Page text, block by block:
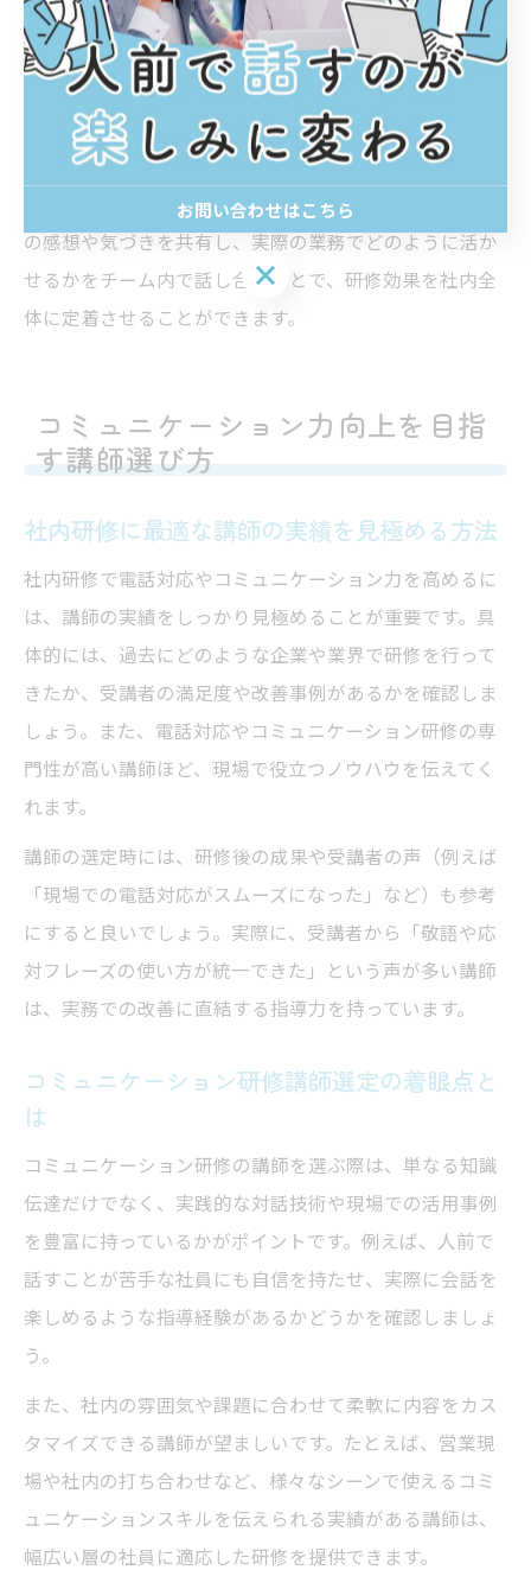
セミナー導入時は、講師の実績や専門性も比較検討のポ
イントです。例えば、実務経験が豊富な講師や、コミュ
ニケーション研修に特化した専門家を選ぶことで、より
具体的で実践的な指導が受けられます。
また、セミナー後のフォローアップも大切です。受講者
の感想や気づきを共有し、実際の業務でどのように活か
せるかをチーム内で話し合うことで、研修効果を社内全
体に定着させることができます。
コミュニケーション力向上を目指
す講師選び方
社内研修に最適な講師の実績を見極める方法
社内研修で電話対応やコミュニケーション力を高めるに
は、講師の実績をしっかり見極めることが重要です。具
体的には、過去にどのような企業や業界で研修を行って
きたか、受講者の満足度や改善事例があるかを確認しま
しょう。また、電話対応やコミュニケーション研修の専
門性が高い講師ほど、現場で役立つノウハウを伝えてく
れます。
講師の選定時には、研修後の成果や受講者の声（例えば
「現場での電話対応がスムーズになった」など）も参考
にすると良いでしょう。実際に、受講者から「敬語や応
対フレーズの使い方が統一できた」という声が多い講師
は、実務での改善に直結する指導力を持っています。
コミュニケーション研修講師選定の着眼点と
は
コミュニケーション研修の講師を選ぶ際は、単なる知識
伝達だけでなく、実践的な対話技術や現場での活用事例
を豊富に持っているかがポイントです。例えば、人前で
話すことが苦手な社員にも自信を持たせ、実際に会話を
楽しめるような指導経験があるかどうかを確認しましょ
う。
また、社内の雰囲気や課題に合わせて柔軟に内容をカス
タマイズできる講師が望ましいです。たとえば、営業現
場や社内の打ち合わせなど、様々なシーンで使えるコミ
ュニケーションスキルを伝えられる実績がある講師は、
幅広い層の社員に適応した研修を提供できます。
お問い合わせはこちら
お問い合わせはこちら